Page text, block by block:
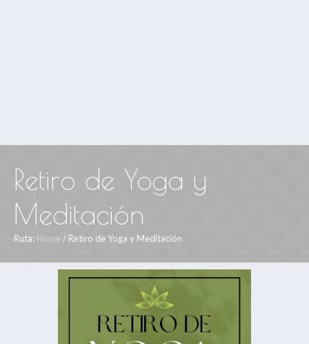
Retiro de Yoga y
Meditación
Ruta: Home / Retiro de Yoga y Meditación